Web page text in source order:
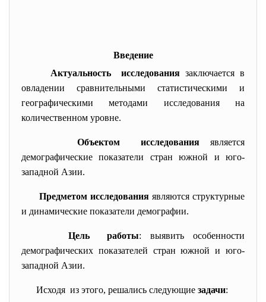
Введение
Актуальность исследования заключается в
овладении сравнительными статистическими и
географическими методами исследования на
количественном уровне.
Объектом исследования является
демографические показатели стран южной и юго-
западной Азии.
Предметом исследования являются структурные
и динамические показатели демографии.
Цель работы: выявить особенности
демографических показателей стран южной и юго-
западной Азии.
Исходя из этого, решались следующие задачи: